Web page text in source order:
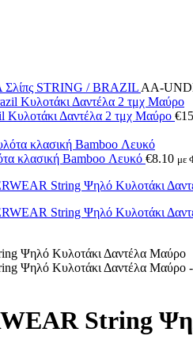
Σλίπς STRING / BRAZIL AA-
Δαντέλα 2 τμχ Μαύρο €
κλασική Bamboo Λευκό €8.10 με
String